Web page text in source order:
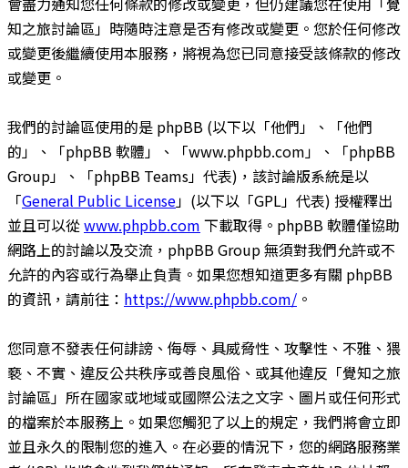
知之旅討論區」時隨時注意是否有修改或變更。您於任何修改
或變更後繼續使用本服務，將視為您已同意接受該條款的修改
或變更。
我們的討論區使用的是 phpBB (以下以「他們」、「他們
的」、「phpBB 軟體」、「www.phpbb.com」、「phpBB
Group」、「phpBB Teams」代表)，該討論版系統是以
「General Public License」(以下以「GPL」代表) 授權釋出
並且可以從www.phpbb.com 下載取得。phpBB 軟體僅協助
網路上的討論以及交流，phpBB Group 無須對我們允許或不
允許的內容或行為舉止負責。如果您想知道更多有關 phpBB
的資訊，請前往： https://www.phpbb.com/ 。
您同意不發表任何誹謗、侮辱、具威脅性、攻擊性、不雅、猥
褻、不實、違反公共秩序或善良風俗、或其他違反「覺知之旅
討論區」所在國家或地域或國際公法之文字、圖片或任何形式
的檔案於本服務上。如果您觸犯了以上的規定，我們將會立即
並且永久的限制您的進入。在必要的情況下，您的網路服務業